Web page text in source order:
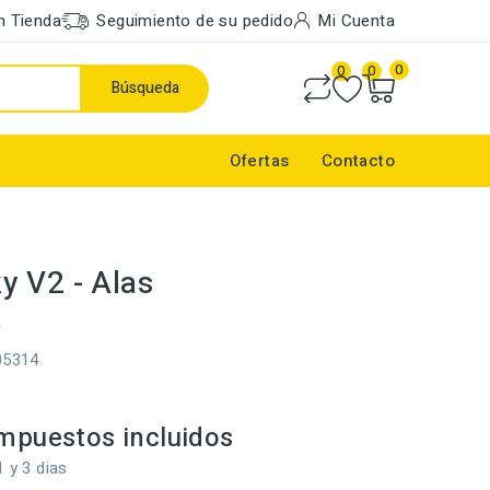
Tienda Seguimiento de su pedido Mi Cuenta
Búsqueda
0 0 0
Ofertas Contacto
V2 - Alas
incluidos
y 3 dias